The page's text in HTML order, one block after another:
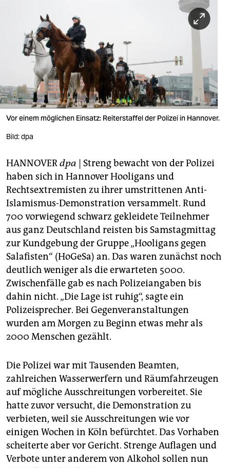
nord
wahrheit
verlag
verlag
veranstaltungen
shop
fragen & hilfe
unterstützen
abo
genossenschaft
epaper login
Vor einem möglichen Einsatz: Reiterstaffel der Polizei in Hannover.
Bild: dpa
HANNOVERdpa | Streng bewacht von der Polizei
haben sich in Hannover Hooligans und
Rechtsextremisten zu ihrer umstrittenen Anti-
Islamismus-Demonstration versammelt. Rund
700 vorwiegend schwarz gekleidete Teilnehmer
aus ganz Deutschland reisten bis Samstagmittag
zur Kundgebung der Gruppe „Hooligans gegen
Salafisten“ (HoGeSa) an. Das waren zunächst noch
deutlich weniger als die erwarteten 5000.
Zwischenfälle gab es nach Polizeiangaben bis
dahin nicht. „Die Lage ist ruhig“, sagte ein
Polizeisprecher. Bei Gegenveranstaltungen
wurden am Morgen zu Beginn etwas mehr als
2000 Menschen gezählt.
Die Polizei war mit Tausenden Beamten,
zahlreichen Wasserwerfern und Räumfahrzeugen
auf mögliche Ausschreitungen vorbereitet. Sie
hatte zuvor versucht, die Demonstration zu
verbieten, weil sie Ausschreitungen wie vor
einigen Wochen in Köln befürchtet. Das Vorhaben
scheiterte aber vor Gericht. Strenge Auflagen und
Verbote unter anderem von Alkohol sollen nun